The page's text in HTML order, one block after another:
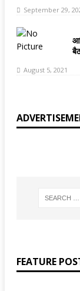
September 29,
August 5, 2021
FEATURE